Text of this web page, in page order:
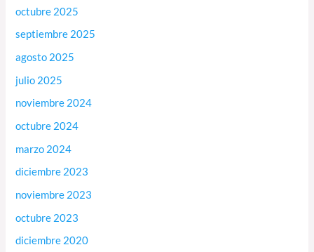
octubre 2025
septiembre 2025
agosto 2025
julio 2025
noviembre 2024
octubre 2024
marzo 2024
diciembre 2023
noviembre 2023
octubre 2023
diciembre 2020